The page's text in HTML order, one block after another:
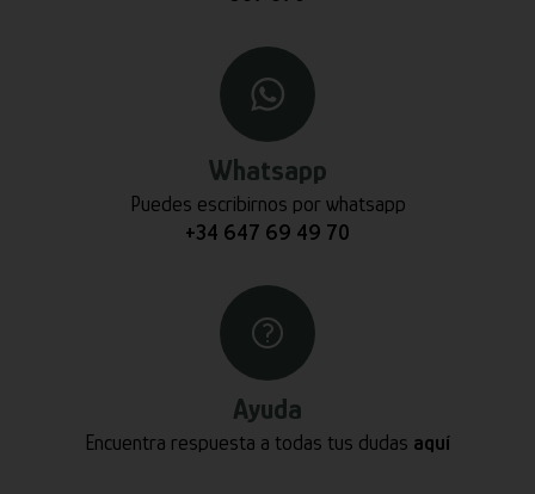
Whatsapp
Puedes escribirnos por whatsapp
+34 647 69 49 70
Ayuda
Encuentra respuesta a todas tus dudas aquí